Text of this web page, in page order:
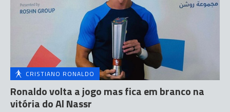
CRISTIANO RONALDO
Ronaldo volta a jogo mas fica em branco na
vitória do Al Nassr